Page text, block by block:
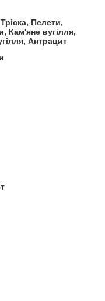
Пелети,
Кам'яне вугілля,
Антрацит